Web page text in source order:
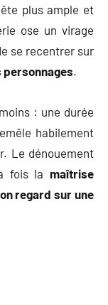
plus ample et
ose un virage
se recentrer sur
personnages.
: une durée
habilement
Le dénouement
fois la maîtrise
regard sur une